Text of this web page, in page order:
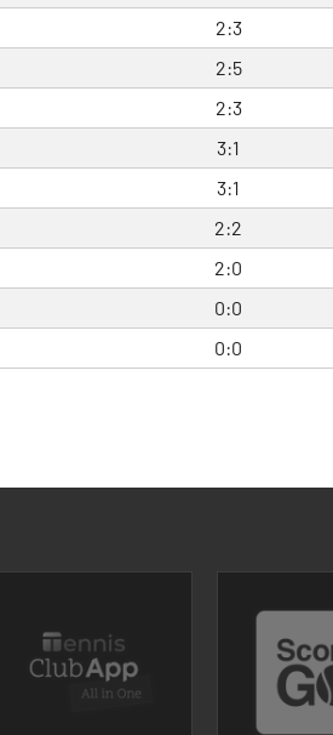
2:3
2:5
2:3
3:1
3:1
2:2
2:0
0:0
0:0